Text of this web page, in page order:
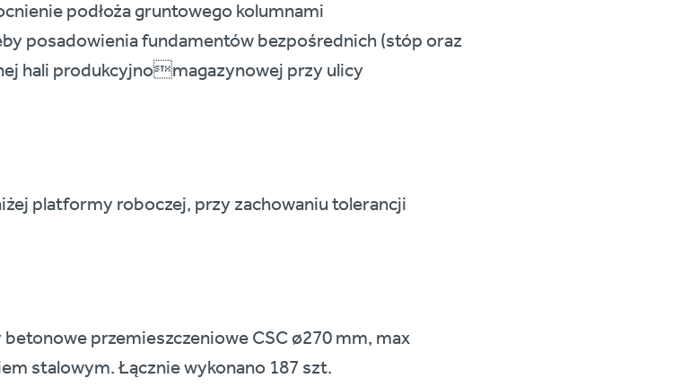
podłoża gruntowego kolumnami
posadowienia fundamentów bezpośrednich (stóp oraz
hali produkcyjnomagazynowej przy ulicy
platformy roboczej, przy zachowaniu tolerancji
przemieszczeniowe CSC ø270 mm, max
stalowym. Łącznie wykonano 187 szt.